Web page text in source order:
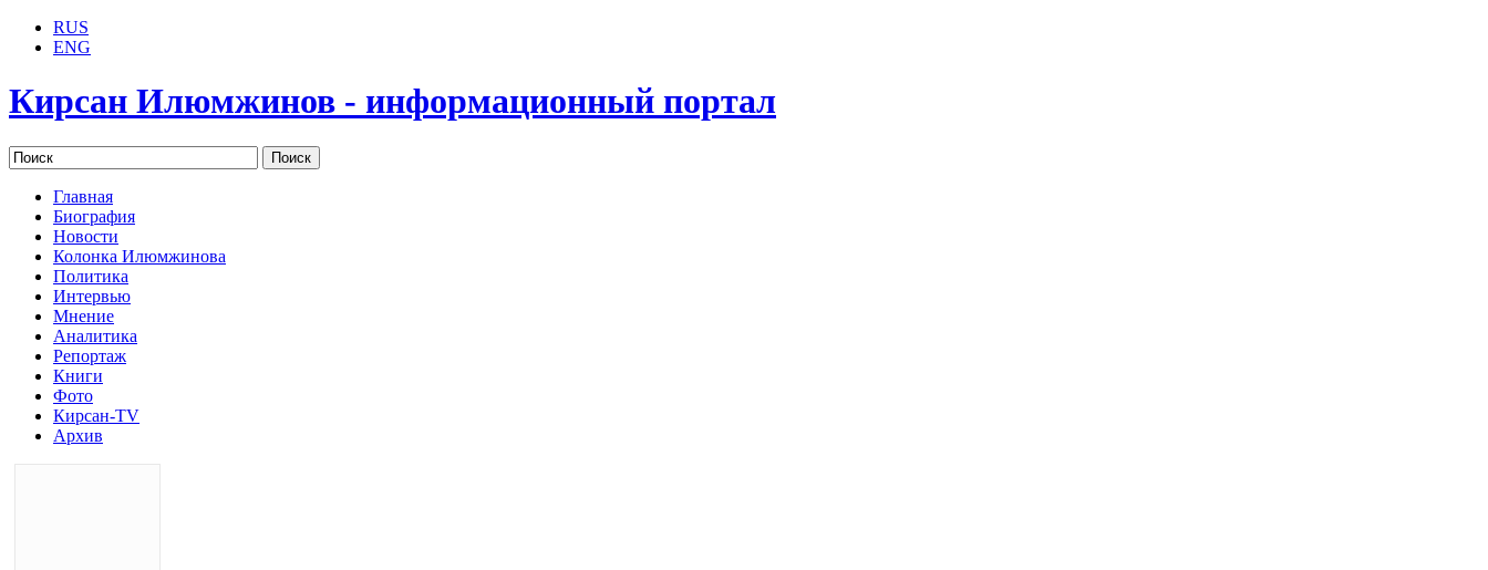
RUS
ENG
Кирсан Илюмжинов - информационный портал
Главная
Биография
Новости
Колонка Илюмжинова
Политика
Интервью
Мнение
Аналитика
Репортаж
Книги
Фото
Кирсан-TV
Архив